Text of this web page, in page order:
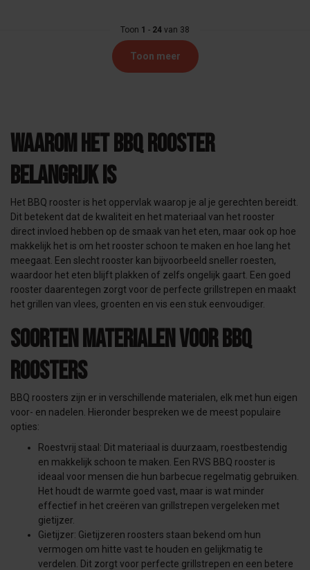
Toon 1 - 24 van 38
Toon meer
Waarom het BBQ rooster
belangrijk is
Het BBQ rooster is het oppervlak waarop je al je gerechten bereidt.
Dit betekent dat de kwaliteit en het materiaal van het rooster
direct invloed hebben op de smaak van het eten, maar ook op hoe
makkelijk het is om het rooster schoon te maken en hoe lang het
meegaat. Een slecht rooster kan bijvoorbeeld sneller roesten,
waardoor het eten blijft plakken of zelfs ongelijk gaart. Een goed
rooster daarentegen zorgt voor de perfecte grillstrepen en maakt
het grillen van vlees, groenten en vis een stuk eenvoudiger.
Soorten materialen voor BBQ
roosters
BBQ roosters zijn er in verschillende materialen, elk met hun eigen
voor- en nadelen. Hieronder bespreken we de meest populaire
opties:
Roestvrij staal: Dit materiaal is duurzaam, roestbestendig
en makkelijk schoon te maken. Een RVS BBQ rooster is
ideaal voor mensen die hun barbecue regelmatig gebruiken.
Het houdt de warmte goed vast, maar is wat minder
effectief in het creëren van grillstrepen vergeleken met
gietijzer.
Gietijzer: Gietijzeren roosters staan bekend om hun
vermogen om hitte vast te houden en gelijkmatig te
verdelen. Dit zorgt voor perfecte grillstrepen en een betere